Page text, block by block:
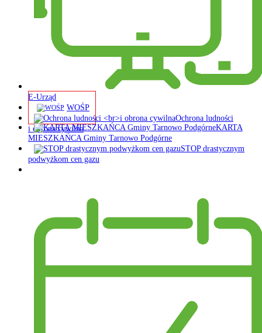
E-Urząd
WOŚP
Ochrona ludności
i obrona cywilna
KARTA
MIESZKAŃCA Gminy Tarnowo Podgórne
STOP drastycznym
podwyżkom cen gazu